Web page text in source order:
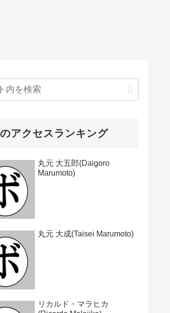
アクセスランキング
丸元 大五郎(Daigoro
Marumoto)
丸元 大成(Taisei Marumoto)
リカルド・マラヒカ